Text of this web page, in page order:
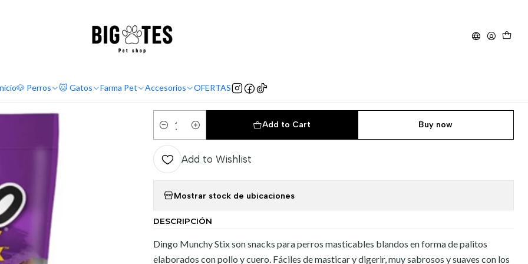
🐶 Perros 🐱 Gatos Farma Pet Accesorios OFERTAS
Premios y snack perro Dingo Snack Munchy Stix 50 un.
Dingo Snack Munchy Stix 50 un.
Quantity
Add to Cart Buy now
Add to Wishlist
Mostrar stock de ubicaciones
DESCRIPCIÓN
Dingo Munchy Stix son snacks para perros masticables blandos en forma de palitos
elaborados con pollo y cuero. Fáciles de masticar y digerir, muy sabrosos y suaves con los